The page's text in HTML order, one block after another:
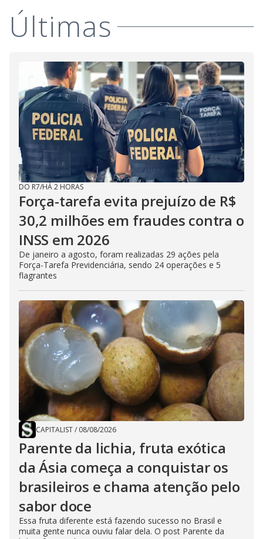
Últimas
DO R7/HÁ 2 HORAS
Força-tarefa evita prejuízo de R$
30,2 milhões em fraudes contra o
INSS em 2026
De janeiro a agosto, foram realizadas 29 ações pela
Força-Tarefa Previdenciária, sendo 24 operações e 5
flagrantes
CAPITALIST/ 08/08/2026
Parente da lichia, fruta exótica
da Ásia começa a conquistar os
brasileiros e chama atenção pelo
sabor doce
Essa fruta diferente está fazendo sucesso no Brasil e
muita gente nunca ouviu falar dela. O post Parente da